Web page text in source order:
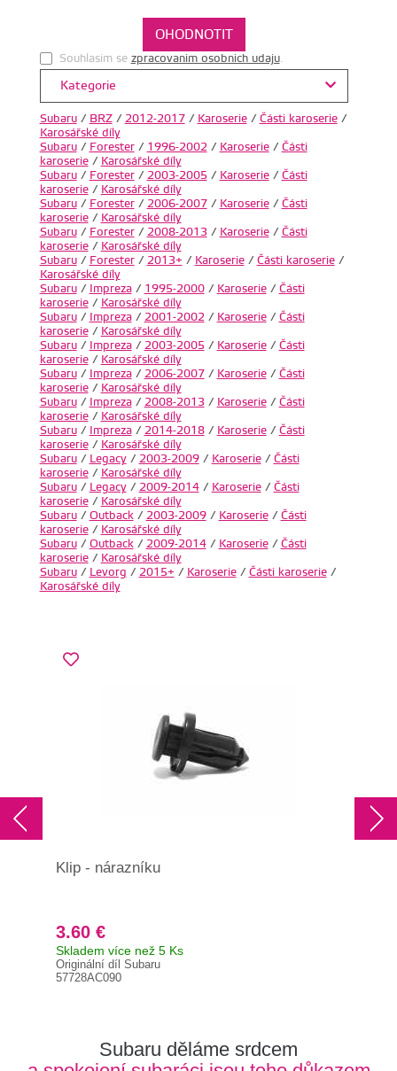
Souhlasim se zpracovanim osobnich udaju.
Kategorie
Subaru/ BRZ/ 2012-2017/ Karoserie/ Části karoserie/
Karosářské díly
Subaru/ Forester/ 1996-2002 / Karoserie/ Části
karoserie/ Karosářské díly
Subaru/ Forester/ 2003-2005/ Karoserie/ Části
karoserie/ Karosářské díly
Subaru/ Forester/ 2006-2007/ Karoserie/ Části
karoserie/ Karosářské díly
Subaru/ Forester/ 2008-2013/ Karoserie/ Části
karoserie/ Karosářské díly
Subaru/ Forester/ 2013+ / Karoserie/ Části karoserie/
Karosářské díly
Subaru/ Impreza/ 1995-2000/ Karoserie/ Části
karoserie/ Karosářské díly
Subaru/ Impreza/ 2001-2002 / Karoserie/ Části
karoserie/ Karosářské díly
Subaru/ Impreza/ 2003-2005/ Karoserie/ Části
karoserie/ Karosářské díly
Subaru/ Impreza/ 2006-2007/ Karoserie/ Části
karoserie/ Karosářské díly
Subaru/ Impreza/ 2008-2013/ Karoserie/ Části
karoserie/ Karosářské díly
Subaru/ Impreza/ 2014-2018/ Karoserie/ Části
karoserie/ Karosářské díly
Subaru/ Legacy/ 2003-2009/ Karoserie/ Části
karoserie/ Karosářské díly
Subaru/ Legacy/ 2009-2014/ Karoserie/ Části
karoserie/ Karosářské díly
Subaru/ Outback/ 2003-2009/ Karoserie/ Části
karoserie/ Karosářské díly
Subaru/ Outback/ 2009-2014/ Karoserie/ Části
karoserie/ Karosářské díly
Subaru/ Levorg / 2015+ / Karoserie/ Části karoserie/
Karosářské díly
Klip - nárazníku
3.60 €
Skladem více než 5 Ks
Originální díl Subaru
57728AC090
Subaru děláme srdcem